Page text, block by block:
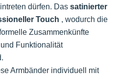
dürfen. Das satinierter
Touch , wodurch die
Zusammenkünfte
Funktionalität
Armbänder individuell mit